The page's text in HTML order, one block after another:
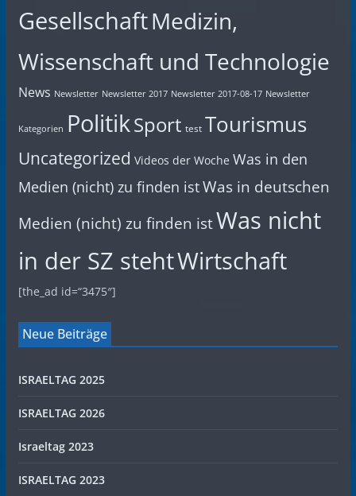
GesellschaftMedizin,
Wissenschaft und Technologie
News Newsletter Newsletter 2017 Newsletter 2017-08-17 Newsletter
Kategorien PolitikSport test Tourismus
Uncategorized Videos der Woche Was in den
Medien (nicht) zu finden istWas in deutschen
Medien (nicht) zu finden istWas nicht
in der SZ stehtWirtschaft
[the_ad id=“3475″]
Neue Beiträge
ISRAELTAG 2025
ISRAELTAG 2026
Israeltag 2023
ISRAELTAG 2023